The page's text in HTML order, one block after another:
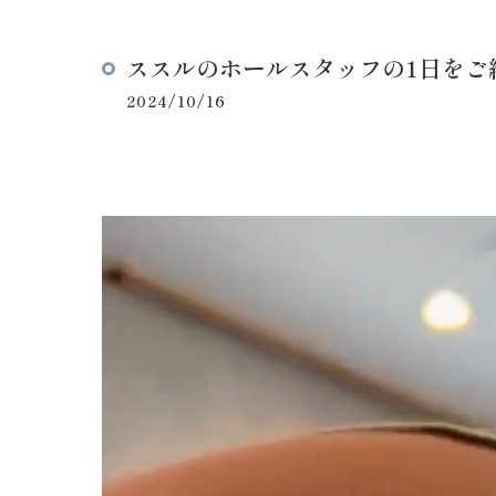
ススルのホールスタッフの1日をご
2024/10/16